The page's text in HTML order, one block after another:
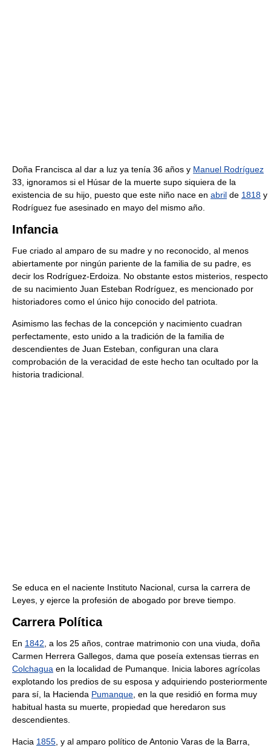
Doña Francisca al dar a luz ya tenía 36 años y Manuel Rodríguez
33, ignoramos si el Húsar de la muerte supo siquiera de la
existencia de su hijo, puesto que este niño nace en abril de 1818 y
Rodríguez fue asesinado en mayo del mismo año.
Infancia
Fue criado al amparo de su madre y no reconocido, al menos
abiertamente por ningún pariente de la familia de su padre, es
decir los Rodríguez-Erdoiza. No obstante estos misterios, respecto
de su nacimiento Juan Esteban Rodríguez, es mencionado por
historiadores como el único hijo conocido del patriota.
Asimismo las fechas de la concepción y nacimiento cuadran
perfectamente, esto unido a la tradición de la familia de
descendientes de Juan Esteban, configuran una clara
comprobación de la veracidad de este hecho tan ocultado por la
historia tradicional.
Se educa en el naciente Instituto Nacional, cursa la carrera de
Leyes, y ejerce la profesión de abogado por breve tiempo.
Carrera Política
En 1842 , a los 25 años, contrae matrimonio con una viuda, doña
Carmen Herrera Gallegos, dama que poseía extensas tierras en
Colchagua en la localidad de Pumanque. Inicia labores agrícolas
explotando los predios de su esposa y adquiriendo posteriormente
para sí, la Hacienda Pumanque , en la que residió en forma muy
habitual hasta su muerte, propiedad que heredaron sus
descendientes.
Hacia 1855 , y al amparo político de Antonio Varas de la Barra,